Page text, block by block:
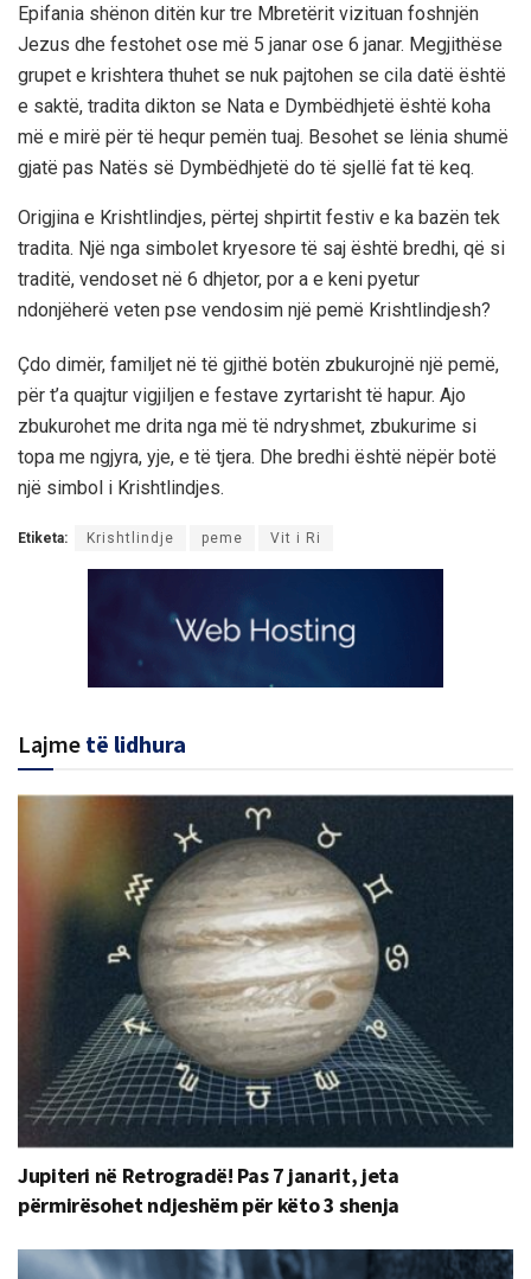
Epifania shënon ditën kur tre Mbretërit vizituan foshnjën
Jezus dhe festohet ose më 5 janar ose 6 janar. Megjithëse
grupet e krishtera thuhet se nuk pajtohen se cila datë është
e saktë, tradita dikton se Nata e Dymbëdhjetë është koha
më e mirë për të hequr pemën tuaj. Besohet se lënia shumë
gjatë pas Natës së Dymbëdhjetë do të sjellë fat të keq.
Origjina e Krishtlindjes, përtej shpirtit festiv e ka bazën tek
tradita. Një nga simbolet kryesore të saj është bredhi, që si
traditë, vendoset në 6 dhjetor, por a e keni pyetur
ndonjëherë veten pse vendosim një pemë Krishtlindjesh?
Çdo dimër, familjet në të gjithë botën zbukurojnë një pemë,
për t’a quajtur vigjiljen e festave zyrtarisht të hapur. Ajo
zbukurohet me drita nga më të ndryshmet, zbukurime si
topa me ngjyra, yje, e të tjera. Dhe bredhi është nëpër botë
një simbol i Krishtlindjes.
Etiketa: Krishtlindje peme Vit i Ri
Lajme të lidhura
Jupiteri në Retrogradë! Pas 7 janarit, jeta
përmirësohet ndjeshëm për këto 3 shenja